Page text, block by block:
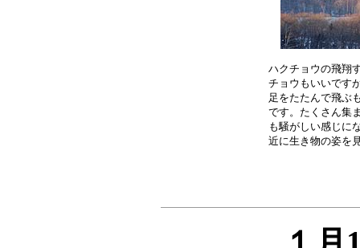
ハクチョウの飛翔
チョウもいいです
足をたたんで飛ぶ
です。たくさん集
も騒がしい感じに